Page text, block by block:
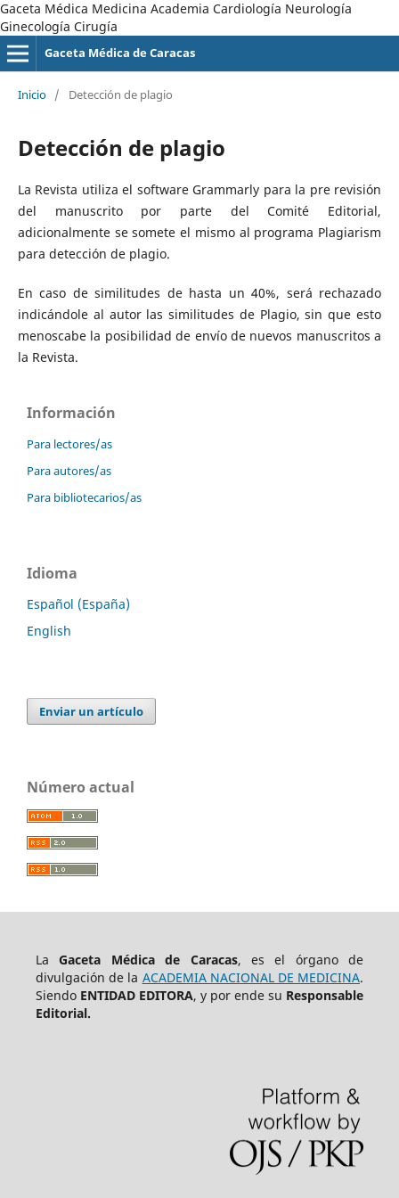
Gaceta Médica Medicina Academia Cardiología Neurología
Ginecología Cirugía
Gaceta Médica de Caracas
Inicio / Detección de plagio
Detección de plagio
La Revista utiliza el software Grammarly para la pre revisión
del manuscrito por parte del Comité Editorial,
adicionalmente se somete el mismo al programa Plagiarism
para detección de plagio.
En caso de similitudes de hasta un 40%, será rechazado
indicándole al autor las similitudes de Plagio, sin que esto
menoscabe la posibilidad de envío de nuevos manuscritos a
la Revista.
Información
Para lectores/as
Para autores/as
Para bibliotecarios/as
Idioma
Español (España)
English
Enviar un artículo
Número actual
LaGaceta Médica de Caracas, es el órgano de
divulgación de la ACADEMIA NACIONAL DE MEDICINA.
Siendo ENTIDAD EDITORA, y por ende su Responsable
Editorial.